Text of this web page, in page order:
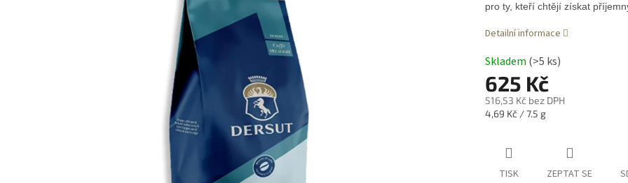
625 Kč
516,53 Kč bez DPH
Měrná
4,69 Kč / 7.5 g
Skladem (>5 ks)
pro ty, kteří chtějí získat
Detailní informace
TISK ZEPTAT SE